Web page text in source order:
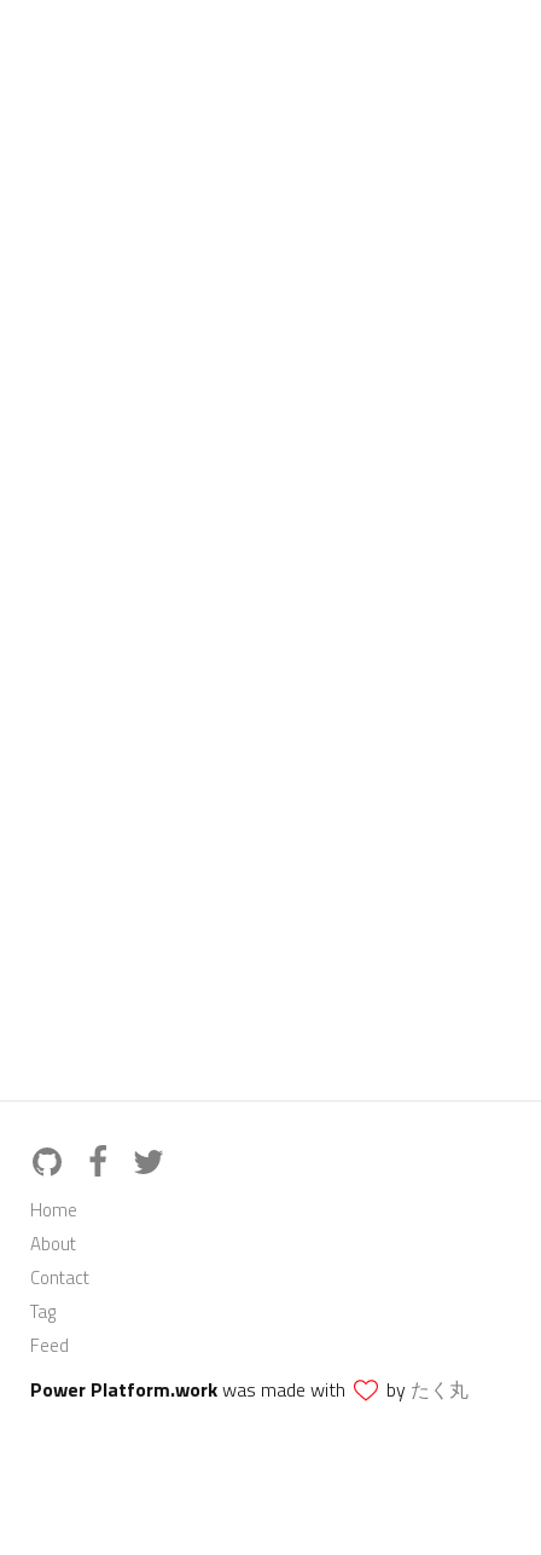
Home
About
Contact
Tag
Feed
Power Platform.workwas made with by たく丸